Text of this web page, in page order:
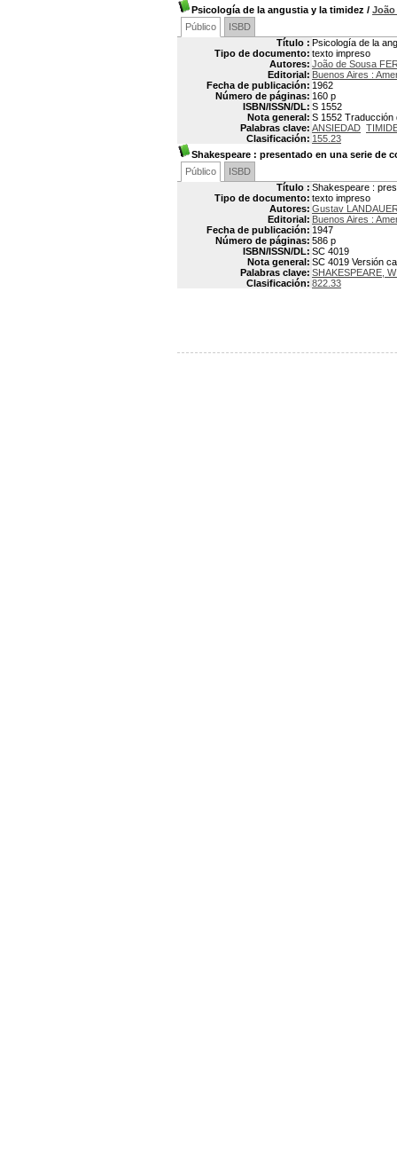
Psicología de la angustia y la timidez / João
Público
ISBD
Título : Psicología de la
Tipo de documento: texto impreso
Autores: João de Sousa
Editorial: Buenos Aires :
Fecha de publicación: 1962
Número de páginas: 160 p
ISBN/ISSN/DL: S 1552
Nota general: S 1552 Traducción
Palabras clave: ANSIEDAD
Clasificación: 155.23
Shakespeare : presentado en una serie de
Público
ISBD
Título : Shakespeare :
Tipo de documento: texto impreso
Autores: Gustav
Editorial: Buenos Aires :
Fecha de publicación: 1947
Número de páginas: 586 p
ISBN/ISSN/DL: SC 4019
Nota general: SC 4019 Versión
Palabras clave: SHAKESPEARE,
Clasificación: 822.33